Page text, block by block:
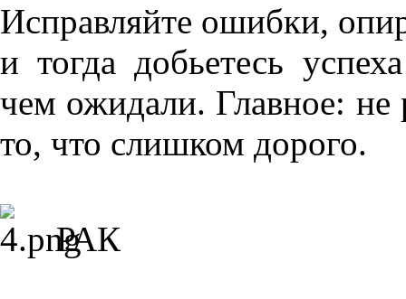
Исправляйте ошибки,
и тогда добьетесь
чем ожидали. Главное: не
то, что слишком дорого.
РАК